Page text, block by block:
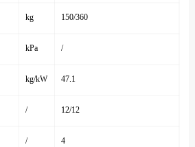
kg 150/360
kPa /
kg/kW 47.1
/ 12/12
/ 4